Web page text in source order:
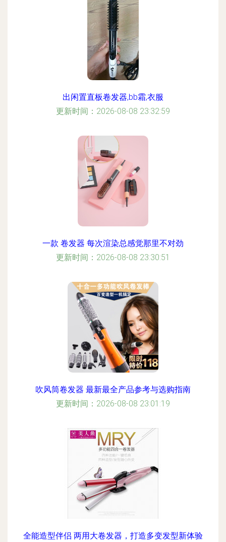
出闲置直板卷发器,bb霜,衣服
更新时间：2026-08-08 23:32:59
一款 卷发器 每次渲染总感觉那里不对劲
更新时间：2026-08-08 23:30:51
吹风筒卷发器 最新最全产品参考与选购指南
更新时间：2026-08-08 23:01:19
全能造型伴侣 两用大卷发器，打造多变发型新体验